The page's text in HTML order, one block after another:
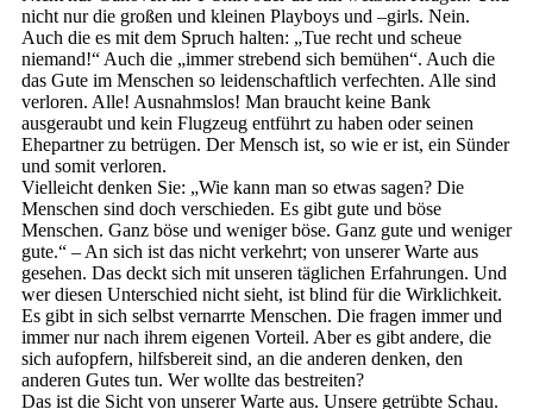
nicht nur die großen und kleinen Playboys und –girls. Nein.
Auch die es mit dem Spruch halten: „Tue recht und scheue
niemand!“ Auch die „immer strebend sich bemühen“. Auch die
das Gute im Menschen so leidenschaftlich verfechten. Alle sind
verloren. Alle! Ausnahmslos! Man braucht keine Bank
ausgeraubt und kein Flugzeug entführt zu haben oder seinen
Ehepartner zu betrügen. Der Mensch ist, so wie er ist, ein Sünder
und somit verloren.
Vielleicht denken Sie: „Wie kann man so etwas sagen? Die
Menschen sind doch verschieden. Es gibt gute und böse
Menschen. Ganz böse und weniger böse. Ganz gute und weniger
gute.“ – An sich ist das nicht verkehrt; von unserer Warte aus
gesehen. Das deckt sich mit unseren täglichen Erfahrungen. Und
wer diesen Unterschied nicht sieht, ist blind für die Wirklichkeit.
Es gibt in sich selbst vernarrte Menschen. Die fragen immer und
immer nur nach ihrem eigenen Vorteil. Aber es gibt andere, die
sich aufopfern, hilfsbereit sind, an die anderen denken, den
anderen Gutes tun. Wer wollte das bestreiten?
Das ist die Sicht von unserer Warte aus. Unsere getrübte Schau.